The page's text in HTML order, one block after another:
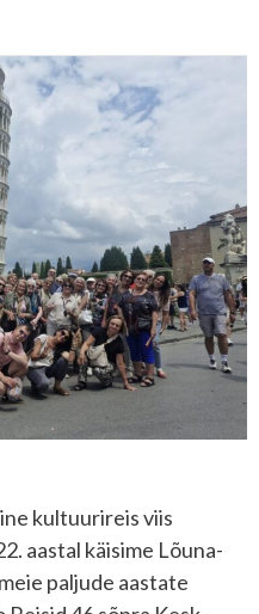
kultuurireis viis
aastal käisime Lõuna-
paljude aastate